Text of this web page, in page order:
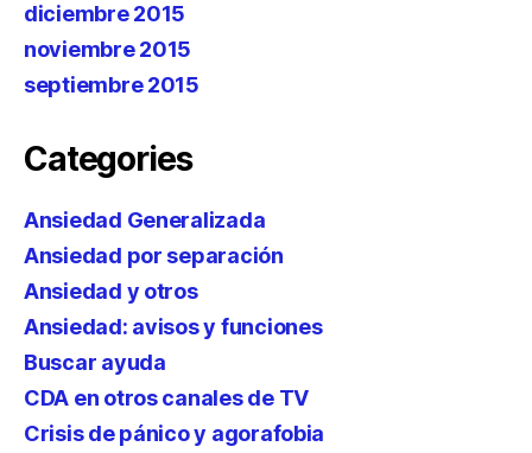
diciembre 2015
noviembre 2015
septiembre 2015
Categories
Ansiedad Generalizada
Ansiedad por separación
Ansiedad y otros
Ansiedad: avisos y funciones
Buscar ayuda
CDA en otros canales de TV
Crisis de pánico y agorafobia